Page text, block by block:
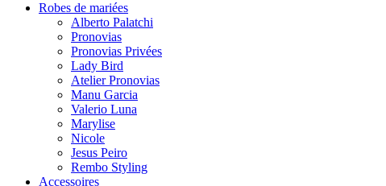
Robes de mariées
Alberto Palatchi
Pronovias
Pronovias Privées
Lady Bird
Atelier Pronovias
Manu Garcia
Valerio Luna
Marylise
Nicole
Jesus Peiro
Rembo Styling
Accessoires